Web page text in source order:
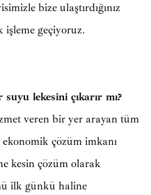
bize ulaştırdığınız
geçiyoruz.
lekesini çıkarır mı?
veren bir yer arayan tüm
çözüm imkanı
kesin çözüm olarak
ilk günkü haline